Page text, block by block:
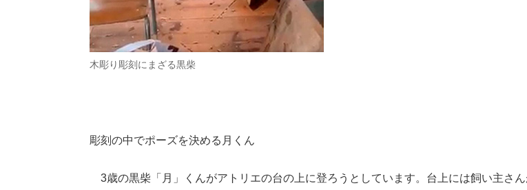
木彫り彫刻にまざる黒柴
彫刻の中でポーズを決める月くん
3歳の黒柴「月」くんがアトリエの台の上に登ろうとしています。台上には飼い主さ